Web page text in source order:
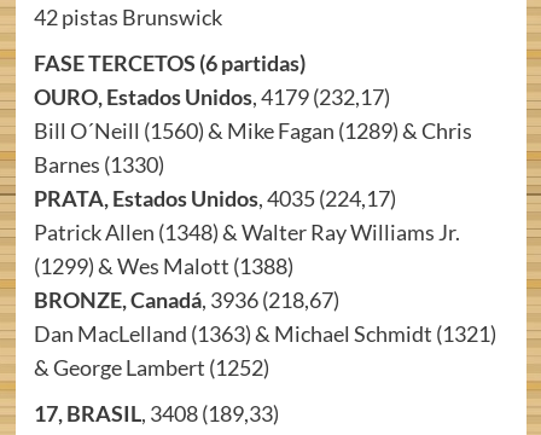
42 pistas Brunswick
FASE TERCETOS (6 partidas)
OURO, Estados Unidos, 4179 (232,17)
Bill O´Neill (1560) & Mike Fagan (1289) & Chris
Barnes (1330)
PRATA, Estados Unidos, 4035 (224,17)
Patrick Allen (1348) & Walter Ray Williams Jr.
(1299) & Wes Malott (1388)
BRONZE, Canadá, 3936 (218,67)
Dan MacLelland (1363) & Michael Schmidt (1321)
& George Lambert (1252)
17, BRASIL, 3408 (189,33)